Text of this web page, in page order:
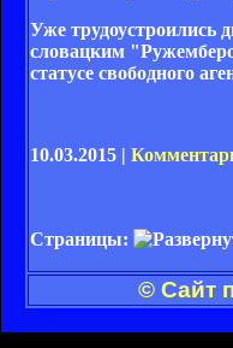
Уже трудоустроились
словацким
статусе свободного
10.03.2015 |
Страницы:
© Сайт